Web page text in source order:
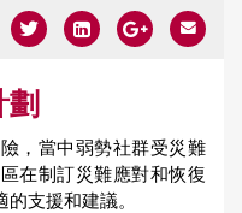
，當中弱勢社群受災難
在制訂災難應對和恢復
支援和建議。